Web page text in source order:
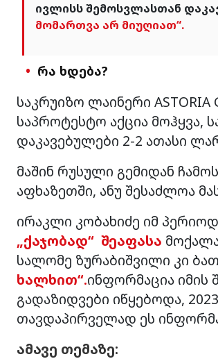
ივლისს შემოსვლასთან
მომართვა არ მიუღიათ“.
რა ხდება?
საკრუიზო ლაინერი
საპროტესტო აქცია მოჰყვა,
დაკავებულები 2-2 ათასი
მაშინ რუსული გემიდან
აფხაზეთში, ანუ შესაძლოა
ირაკლი კობახიძე იმ
„ქაჯობად“ შეაფასა
სალომე ზურაბიშვილი კი
ხალხით“.ინფორმაცია იმის
გადაზიდვები იწყებოდა,
თავდაპირველად ეს
ამავე თემაზე: